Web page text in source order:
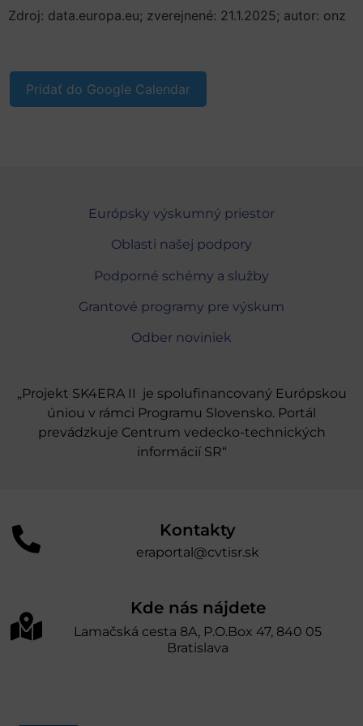
Zdroj: data.europa.eu; zverejnené: 21.1.2025; autor: onz
Pridať do Google Calendar
Európsky výskumný priestor
Oblasti našej podpory
Podporné schémy a služby
Grantové programy pre výskum
Odber noviniek
„Projekt SK4ERA II je spolufinancovaný Európskou
úniou v rámci Programu Slovensko. Portál
prevádzkuje Centrum vedecko-technických
informácií SR“
Kontakty
eraportal@cvtisr.sk
Kde nás nájdete
Lamačská cesta 8A, P.O.Box 47, 840 05
Bratislava